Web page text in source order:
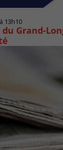
13h10
Grand-